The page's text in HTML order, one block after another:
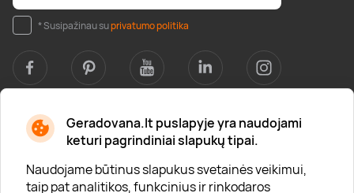
Geradovana.lt puslapyje yra naudojami
keturi pagrindiniai slapukų tipai.
Naudojame būtinus slapukus svetainės veikimui,
taip pat analitikos, funkcinius ir rinkodaros
* Susipažinau suprivatumo politika
Apie mus
Apie „Gera Dovana“
Lojalumo klubas